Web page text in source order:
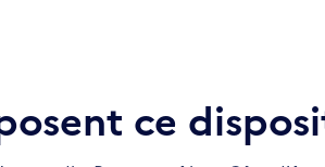
ce